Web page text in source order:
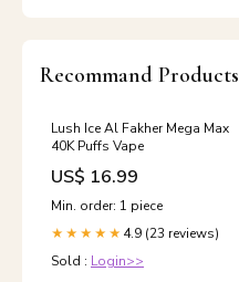
Recommand Products
Lush Ice Al Fakher Mega Max
40K Puffs Vape
US$ 16.99
Min. order: 1 piece
★★★★★ 4.9 (23 reviews)
Sold : Login>>